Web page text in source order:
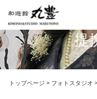
提
トップページ > フォトスタジオ